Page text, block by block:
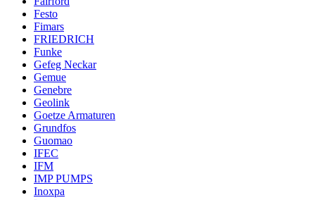
Festo
Fimars
FRIEDRICH
Funke
Gefeg Neckar
Gemue
Genebre
Geolink
Goetze Armaturen
Grundfos
Guomao
IFEC
IFM
IMP PUMPS
Inoxpa